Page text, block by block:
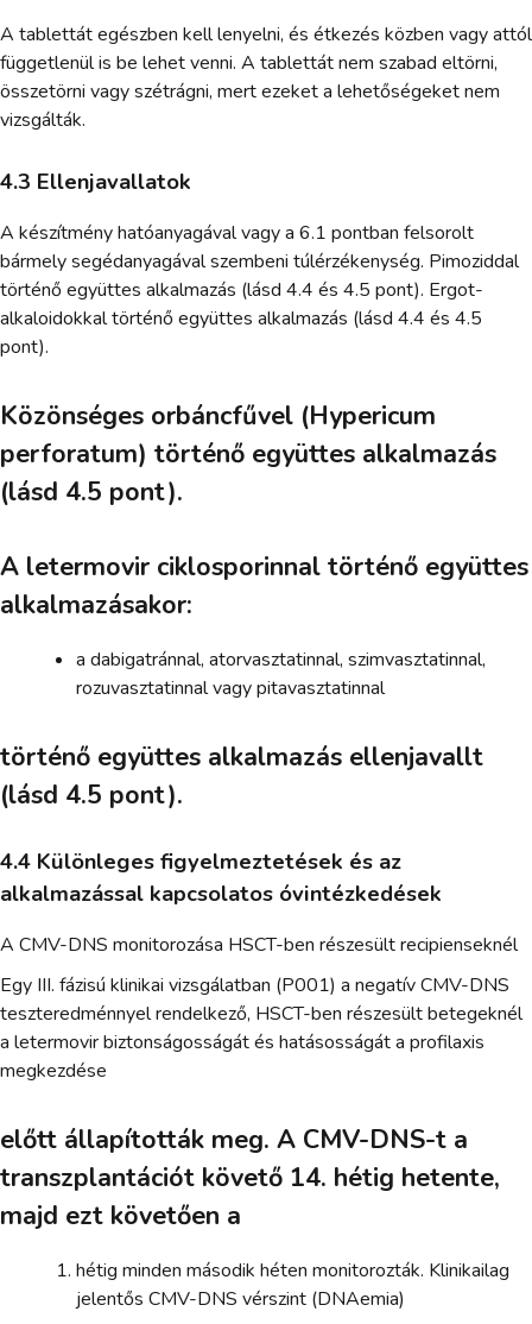
A tablettát egészben kell lenyelni, és étkezés közben vagy attól
függetlenül is be lehet venni. A tablettát nem szabad eltörni,
összetörni vagy szétrágni, mert ezeket a lehetőségeket nem
vizsgálták.
4.3 Ellenjavallatok
A készítmény hatóanyagával vagy a 6.1 pontban felsorolt
bármely segédanyagával szembeni túlérzékenység. Pimoziddal
történő együttes alkalmazás (lásd 4.4 és 4.5 pont). Ergot-
alkaloidokkal történő együttes alkalmazás (lásd 4.4 és 4.5
pont).
Közönséges orbáncfűvel (Hypericum
perforatum) történő együttes alkalmazás
(lásd 4.5 pont).
A letermovir ciklosporinnal történő együttes
alkalmazásakor:
a dabigatránnal, atorvasztatinnal, szimvasztatinnal,
rozuvasztatinnal vagy pitavasztatinnal
történő együttes alkalmazás ellenjavallt
(lásd 4.5 pont).
4.4 Különleges figyelmeztetések és az
alkalmazással kapcsolatos óvintézkedések
A CMV-DNS monitorozása HSCT-ben részesült recipienseknél
Egy III. fázisú klinikai vizsgálatban (P001) a negatív CMV-DNS
teszteredménnyel rendelkező, HSCT-ben részesült betegeknél
a letermovir biztonságosságát és hatásosságát a profilaxis
megkezdése
előtt állapították meg. A CMV-DNS-t a
transzplantációt követő 14. hétig hetente,
majd ezt követően a
hétig minden második héten monitorozták. Klinikailag
jelentős CMV-DNS vérszint (DNAemia)